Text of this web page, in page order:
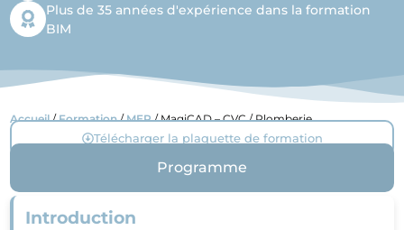
Plus de 35 années d'expérience dans la formation
BIM
Accueil/Formation/MEP/ MagiCAD – CVC / Plomberie
Télécharger la plaquette de formation
Programme
Introduction